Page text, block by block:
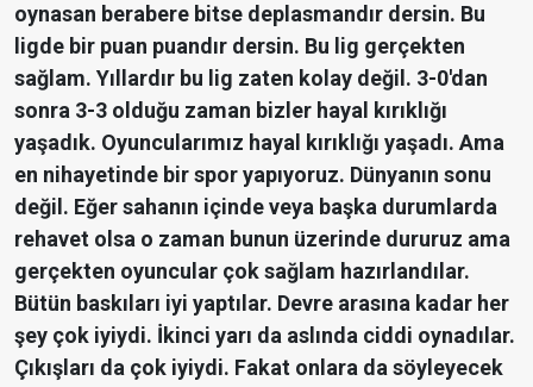
oynasan berabere bitse deplasmandır dersin. Bu
ligde bir puan puandır dersin. Bu lig gerçekten
sağlam. Yıllardır bu lig zaten kolay değil. 3-0'dan
sonra 3-3 olduğu zaman bizler hayal kırıklığı
yaşadık. Oyuncularımız hayal kırıklığı yaşadı. Ama
en nihayetinde bir spor yapıyoruz. Dünyanın sonu
değil. Eğer sahanın içinde veya başka durumlarda
rehavet olsa o zaman bunun üzerinde dururuz ama
gerçekten oyuncular çok sağlam hazırlandılar.
Bütün baskıları iyi yaptılar. Devre arasına kadar her
şey çok iyiydi. İkinci yarı da aslında ciddi oynadılar.
Çıkışları da çok iyiydi. Fakat onlara da söyleyecek